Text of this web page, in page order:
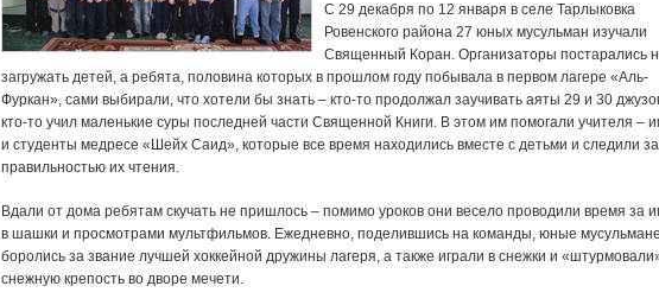
С 29 декабря по 12 января в селе Тарлыковка
Ровенского района 27 юных мусульман изучали
Священный Коран. Организаторы постарались
загружать детей, а ребята, половина которых в прошлом году побывала в первом лагере «Аль-
Фуркан», сами выбирали, что хотели бы знать – кто-то продолжал заучивать аяты 29 и 30
кто-то учил маленькие суры последней части Священной Книги. В этом им помогали учителя –
и студенты медресе «Шейх Саид», которые все время находились вместе с детьми и следили за
правильностью их чтения.
Вдали от дома ребятам скучать не пришлось – помимо уроков они весело проводили время за
в шашки и просмотрами мультфильмов. Ежедневно, поделившись на команды, юные мусульмане
боролись за звание лучшей хоккейной дружины лагеря, а также играли в снежки и
снежную крепость во дворе мечети.